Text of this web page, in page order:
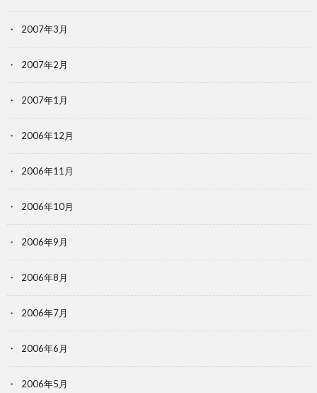
2007年3月
2007年2月
2007年1月
2006年12月
2006年11月
2006年10月
2006年9月
2006年8月
2006年7月
2006年6月
2006年5月